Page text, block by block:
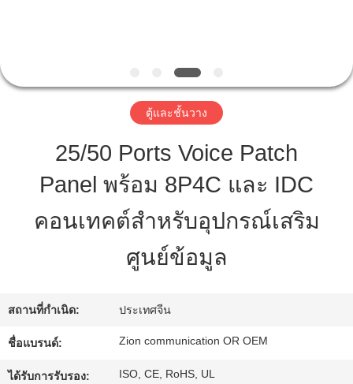
ควบคุม
ติดต่อ
ใบ
เสนอ
ตู้และชั้นวาง
25/50 Ports Voice Patch
Panel พร้อม 8P4C และ IDC
คอนเทคต์สําหรับอุปกรณ์เสริม
ศูนย์ข้อมูล
สถานที่กำเนิด: ประเทศจีน
ชื่อแบรนด์: Zion communication OR OEM
ได้รับการรับรอง: ISO, CE, RoHS, UL